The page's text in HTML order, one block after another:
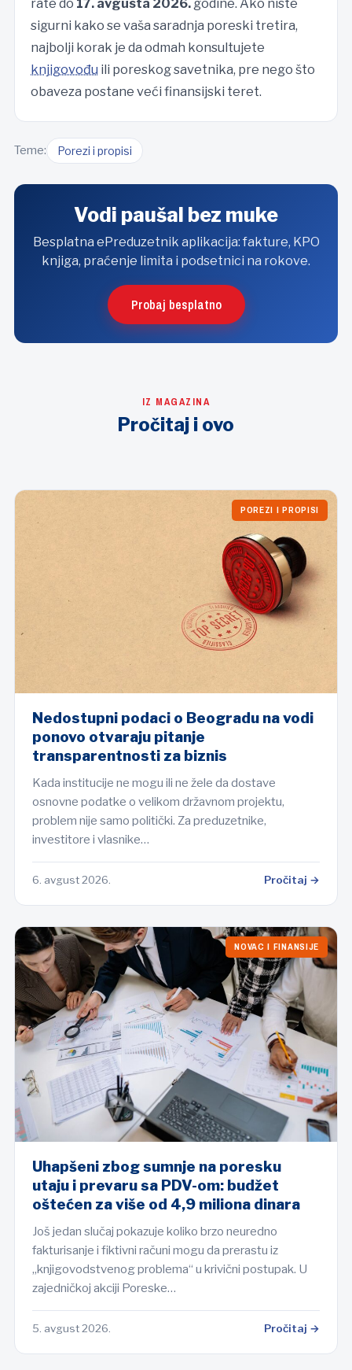
sigurni kako se vaša saradnja poreski tretira,
najbolji korak je da odmah konsultujete
knjigovođu ili poreskog savetnika, pre nego što
obaveza postane veći finansijski teret.
Teme: Porezi i propisi
Vodi paušal bez muke
Besplatna ePreduzetnik aplikacija: fakture, KPO
knjiga, praćenje limita i podsetnici na rokove.
Probaj besplatno
IZ MAGAZINA
Pročitaj i ovo
POREZI I PROPISI
Nedostupni podaci o Beogradu na vodi
ponovo otvaraju pitanje
transparentnosti za biznis
Kada institucije ne mogu ili ne žele da dostave
osnovne podatke o velikom državnom projektu,
problem nije samo politički. Za preduzetnike,
investitore i vlasnike…
6. avgust 2026. Pročitaj →
NOVAC I FINANSIJE
Uhapšeni zbog sumnje na poresku
utaju i prevaru sa PDV-om: budžet
oštećen za više od 4,9 miliona dinara
Još jedan slučaj pokazuje koliko brzo neuredno
fakturisanje i fiktivni računi mogu da prerastu iz
„knjigovodstvenog problema“ u krivični postupak. U
zajedničkoj akciji Poreske…
5. avgust 2026. Pročitaj →